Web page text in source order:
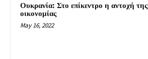
Ουκρανία: Στο επίκεντρο η αντοχή της
οικονομίας
May 16, 2022